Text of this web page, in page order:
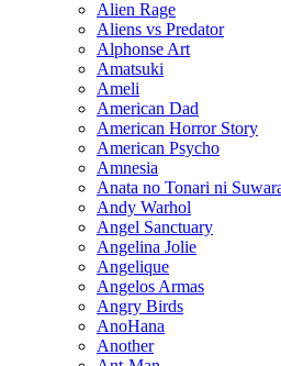
Alien Rage
Aliens vs Predator
Alphonse Art
Amatsuki
Ameli
American Dad
American Horror Story
American Psycho
Amnesia
Anata no Tonari ni
Andy Warhol
Angel Sanctuary
Angelina Jolie
Angelique
Angelos Armas
Angry Birds
AnoHana
Another